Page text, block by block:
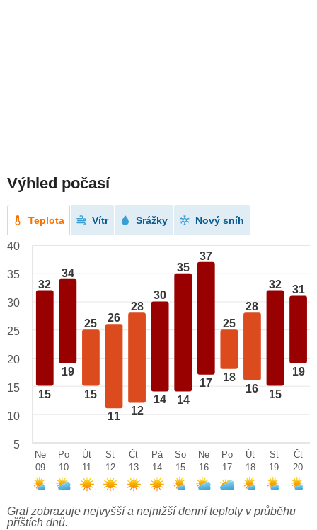
Výhled počasí
Teplota Vítr Srážky Nový sníh
32
15
34
19
25
15
26
11
28
12
30
14
35
14
37
17
25
18
28
16
32
15
31
19
40
35
30
25
20
15
10
5
Ne
09
Po
10
Út
11
St
12
Čt
13
Pá
14
So
15
Ne
16
Po
17
Út
18
St
19
Čt
20
Graf zobrazuje nejvyšší a nejnižší denní teploty v průběhu
příštích dnů.